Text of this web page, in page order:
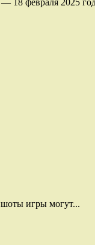
18 февраля 2025
игры могут...